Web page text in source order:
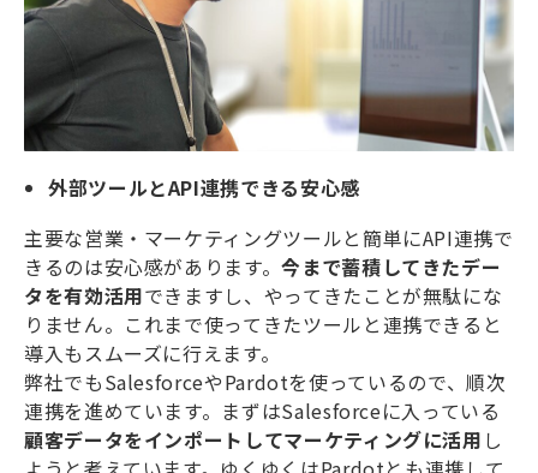
外部ツールとAPI連携できる安心感
主要な営業・マーケティングツールと簡単にAPI連携で
きるのは安心感があります。今まで蓄積してきたデー
タを有効活用できますし、やってきたことが無駄にな
りません。これまで使ってきたツールと連携できると
導入もスムーズに行えます。
弊社でもSalesforceやPardotを使っているので、順次
連携を進めています。まずはSalesforceに入っている
顧客データをインポートしてマーケティングに活用 し